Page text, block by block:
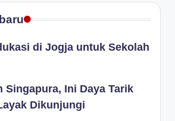
di Jogja untuk Sekolah
Singapura, Ini Daya Tarik
Dikunjungi